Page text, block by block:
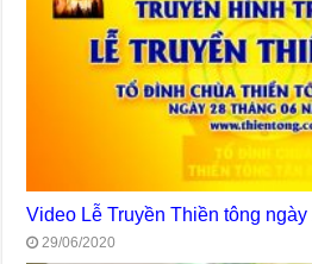
Video Lễ Truyền Thiền tông
29/06/2020